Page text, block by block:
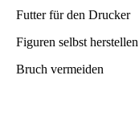
Futter für den Drucker
Figuren selbst herstellen
Bruch vermeiden